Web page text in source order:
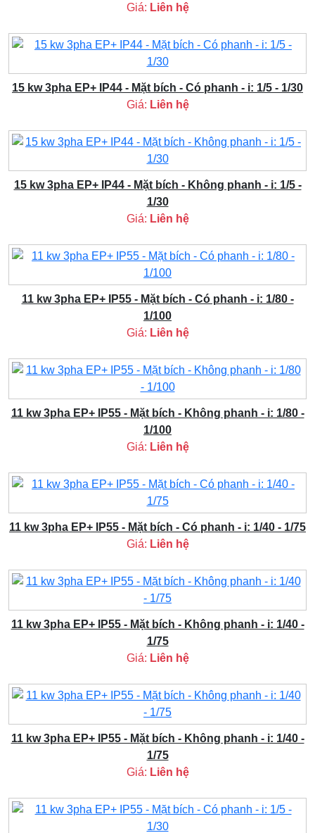
Giá: Liên hệ
15 kw 3pha EP+ IP44 - Mặt bích - Có phanh - i: 1/5 - 1/30
Giá: Liên hệ
15 kw 3pha EP+ IP44 - Mặt bích - Không phanh - i: 1/5 -
1/30
Giá: Liên hệ
11 kw 3pha EP+ IP55 - Mặt bích - Có phanh - i: 1/80 -
1/100
Giá: Liên hệ
11 kw 3pha EP+ IP55 - Mặt bích - Không phanh - i: 1/80 -
1/100
Giá: Liên hệ
11 kw 3pha EP+ IP55 - Mặt bích - Có phanh - i: 1/40 - 1/75
Giá: Liên hệ
11 kw 3pha EP+ IP55 - Mặt bích - Không phanh - i: 1/40 -
1/75
Giá: Liên hệ
11 kw 3pha EP+ IP55 - Mặt bích - Không phanh - i: 1/40 -
1/75
Giá: Liên hệ